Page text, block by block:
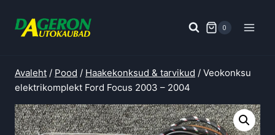
0
Avaleht / Pood / Haakekonksud & tarvikud / Veokonksu
elektrikomplekt Ford Focus 2003 – 2004